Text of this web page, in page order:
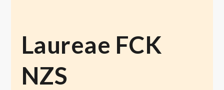
Laureae FCK
NZS